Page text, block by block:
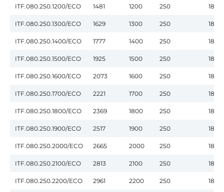
ITF.080.250.1200/ECO 1481 1200 250 180
ITF.080.250.1300/ECO 1629 1300 250 180
ITF.080.250.1400/ECO 1777 1400 250 180
ITF.080.250.1500/ECO 1925 1500 250 180
ITF.080.250.1600/ECO 2073 1600 250 180
ITF.080.250.1700/ECO 2221 1700 250 180
ITF.080.250.1800/ECO 2369 1800 250 180
ITF.080.250.1900/ECO 2517 1900 250 180
ITF.080.250.2000/ECO 2665 2000 250 180
ITF.080.250.2100/ECO 2813 2100 250 180
ITF.080.250.2200/ECO 2961 2200 250 180